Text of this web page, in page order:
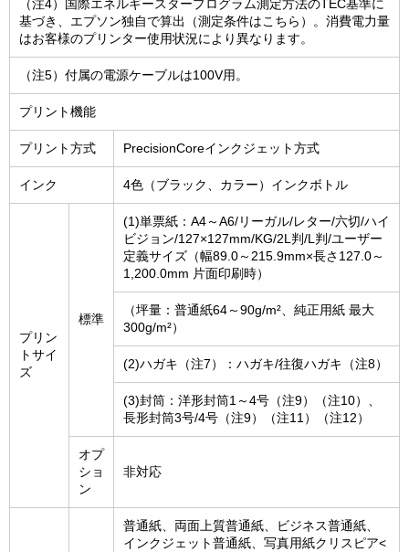
（注4）国際エネルギースタープログラム測定方法のTEC基準に
基づき、エプソン独自で算出（測定条件はこちら）。消費電力量
はお客様のプリンター使用状況により異なります。
（注5）付属の電源ケーブルは100V用。
プリント機能
プリント方式 PrecisionCoreインクジェット方式
インク 4色（ブラック、カラー）インクボトル
プリン
トサイ
ズ
標準
(1)単票紙：A4～A6/リーガル/レター/六切/ハイ
ビジョン/127×127mm/KG/2L判/L判/ユーザー
定義サイズ（幅89.0～215.9mm×長さ127.0～
1,200.0mm 片面印刷時）
（坪量：普通紙64～90g/m²、純正用紙 最大
300g/m²）
(2)ハガキ（注7）：ハガキ/往復ハガキ（注8）
(3)封筒：洋形封筒1～4号（注9）（注10）、
長形封筒3号/4号（注9）（注11）（注12）
オプ
ショ
ン
非対応
普通紙、両面上質普通紙、ビジネス普通紙、
インクジェット普通紙、写真用紙クリスピア<